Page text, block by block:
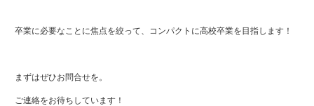
卒業に必要なことに焦点を絞って、コンパクトに高校卒業を目指します！
まずはぜひお問合せを。
ご連絡をお待ちしています！